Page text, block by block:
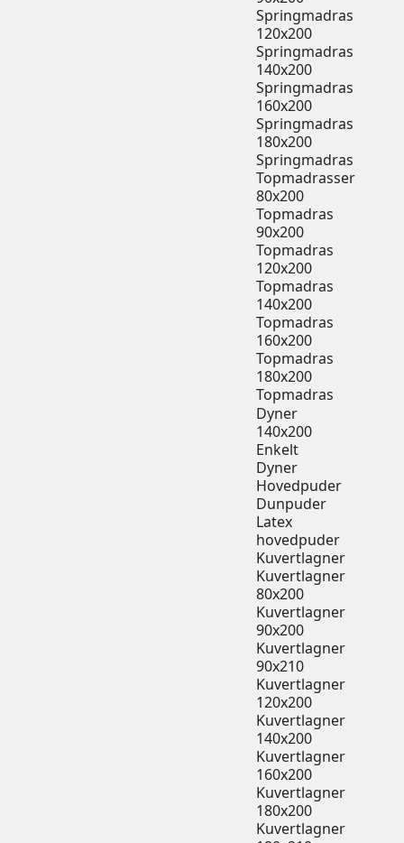
Springmadras
120x200
Springmadras
140x200
Springmadras
160x200
Springmadras
180x200
Springmadras
Topmadrasser
80x200
Topmadras
90x200
Topmadras
120x200
Topmadras
140x200
Topmadras
160x200
Topmadras
180x200
Topmadras
Dyner
140x200
Enkelt
Dyner
Hovedpuder
Dunpuder
Latex
hovedpuder
Kuvertlagner
Kuvertlagner
80x200
Kuvertlagner
90x200
Kuvertlagner
90x210
Kuvertlagner
120x200
Kuvertlagner
140x200
Kuvertlagner
160x200
Kuvertlagner
180x200
Kuvertlagner